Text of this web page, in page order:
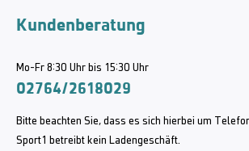
Kundenberatung
Mo-Fr 8:30 Uhr bis 15:30 Uhr
02764/2618029
Bitte beachten Sie, dass es sich hierbei um
Sport1 betreibt kein Ladengeschäft.